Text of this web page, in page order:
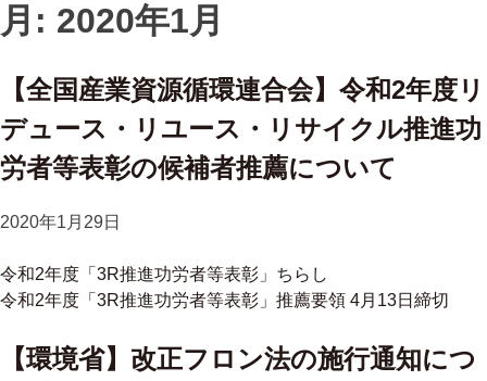
月: 2020年1月
【全国産業資源循環連合会】令和2年度リ
デュース・リユース・リサイクル推進功
労者等表彰の候補者推薦について
2020年1月29日
令和2年度「3R推進功労者等表彰」ちらし
令和2年度「3R推進功労者等表彰」推薦要領 4月13日締切
【環境省】改正フロン法の施行通知につ